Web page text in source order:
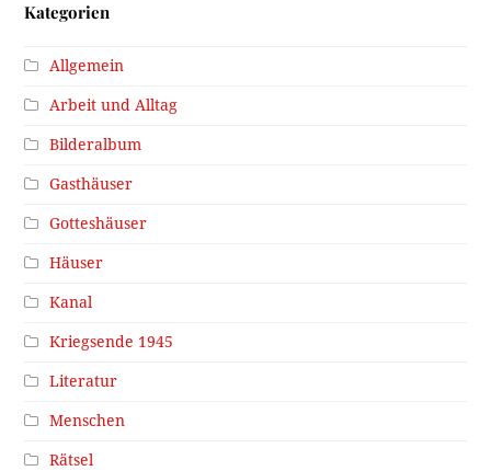
Kategorien
Allgemein
Arbeit und Alltag
Bilderalbum
Gasthäuser
Gotteshäuser
Häuser
Kanal
Kriegsende 1945
Literatur
Menschen
Rätsel